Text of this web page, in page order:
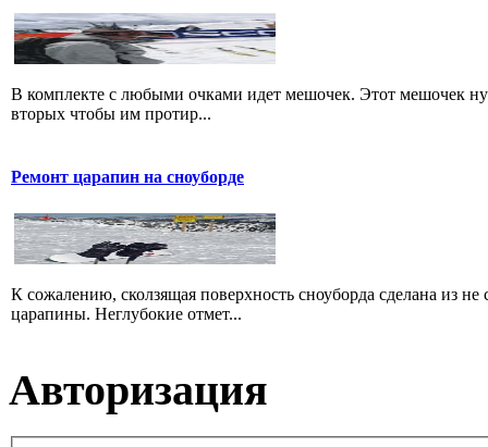
В комплекте с любыми очками идет мешочек. Этот мешочек
вторых чтобы им протир...
Ремонт царапин на сноуборде
К сожалению, сколзящая поверхность сноуборда сделана из
царапины. Неглубокие отмет...
Авторизация